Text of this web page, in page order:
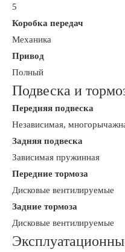
5
Коробка передач
Механика
Привод
Полный
Подвеска и
Передняя подвеска
Независимая,
Задняя подвеска
Зависимая пружинная
Передние тормоза
Дисковые вентилируемые
Задние тормоза
Дисковые вентилируемые